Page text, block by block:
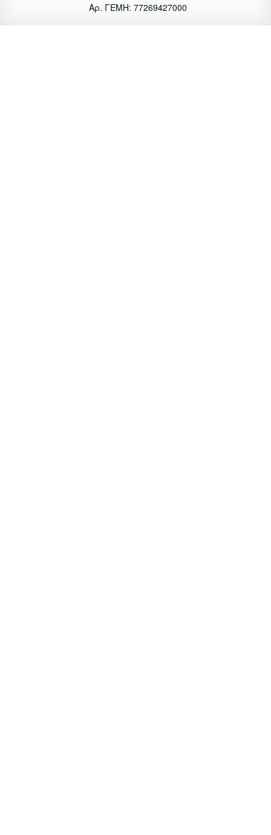
Αρ. ΓΕΜΗ: 77269427000